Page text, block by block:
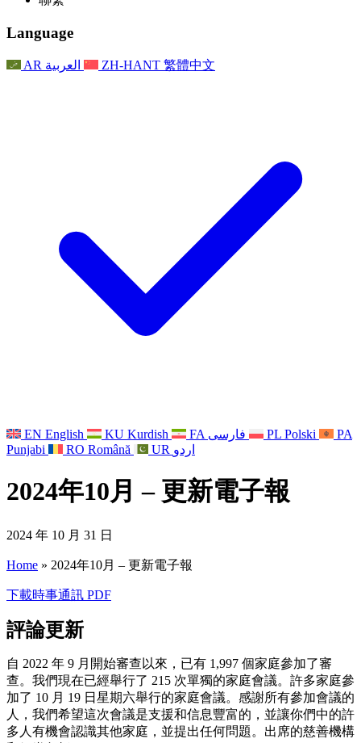
常見問題
For Families
最新消息
聯繫
家庭心理支持
家庭更新
事件
職權範圍
聯繫
For Families
家庭心理支持
家庭更新
Reports
獨立審查的最終報告
獨立審查報告的首次報告
For Families
Nottingham
家庭心理支援服務
心理健康危機支援
基於信仰的喪親支援
對於父親
Language
AR العربية ZH-HANT 繁體中文
EN English KU Kurdish FA فارسی PL Polski
PA
Punjabi
RO Română UR اردو
2024年10月 – 更新電子報
2024 年 10 月 31 日
Home » 2024年10月 – 更新電子報
下載時事通訊 PDF
評論更新
自 2022 年 9 月開始審查以來，已有 1,997 個家庭參加了審
查。我們現在已經舉行了 215 次單獨的家庭會議。許多家庭參
加了 10 月 19 日星期六舉行的家庭會議。感謝所有參加會議的
人，我們希望這次會議是支援和信息豐富的，並讓你們中的許
多人有機會認識其他家庭，並提出任何問題。出席的慈善機構